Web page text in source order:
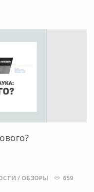
/ ОБЗОРЫ 659